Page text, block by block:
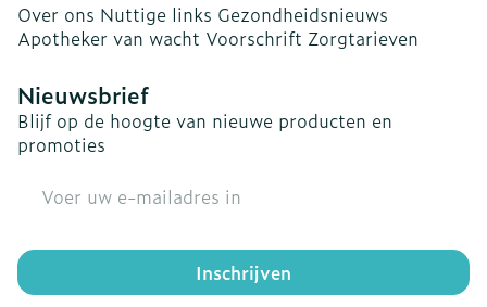
Over ons Nuttige links Gezondheidsnieuws
Apotheker van wacht Voorschrift Zorgtarieven
Nieuwsbrief
Blijf op de hoogte van nieuwe producten en
promoties
Inschrijven